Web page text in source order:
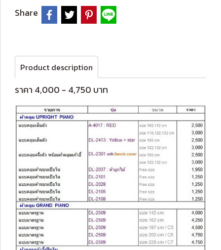
Share
Product description
ราคา 4,000 - 4,750 บาท